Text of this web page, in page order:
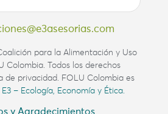
para la Alimentación y Uso
Colombia. Todos los derechos
de privacidad. FOLU Colombia es
E3 – Ecología, Economía y Ética.
y Agradecimientos